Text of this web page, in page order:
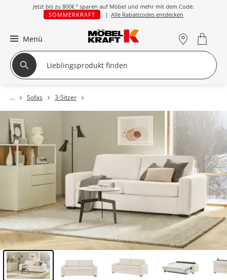
Jetzt bis zu 800€ ² sparen auf Möbel und mehr mit dem Code:
SOMMERKRAFT
| Alle Rabattcodes entdecken
Menü
Sofas 3-Sitzer